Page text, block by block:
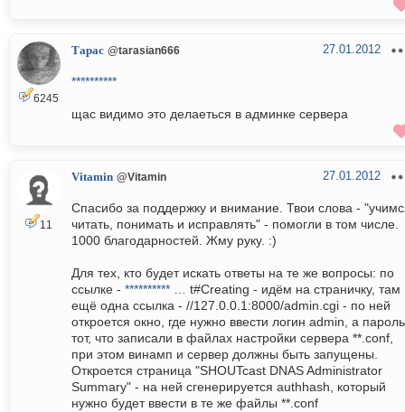
6245
Тарас @tarasian666 27.01.2012
**********
щас видимо это делаеться в админке сервера
11
Vitamin @Vitamin 27.01.2012
Спасибо за поддержку и внимание. Твои слова -
читать, понимать и исправлять" - помогли в том числе.
1000 благодарностей. Жму руку. :)
Для тех, кто будет искать ответы на те же вопросы: по
ссылке - ********** … t#Creating - идём на страничку, там
ещё одна ссылка - //127.0.0.1:8000/admin.cgi - по ней
откроется окно, где нужно ввести логин admin, а пароль
тот, что записали в файлах настройки сервера **.conf,
при этом винамп и сервер должны быть запущены.
Откроется страница "SHOUTcast DNAS Administrator
Summary" - на ней сгенерируется authhash, который
нужно будет ввести в те же файлы **.conf